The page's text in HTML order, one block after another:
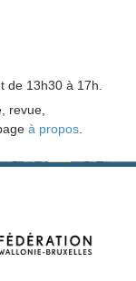
de 13h30 à 17h.
revue,
à propos.